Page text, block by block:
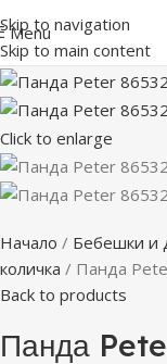
Skip to navigation
Skip to main content
Menu
Click to enlarge
Начало Бебешки и
количка
Панда
Back to products
Панда